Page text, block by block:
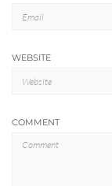
WEBSITE
COMMENT